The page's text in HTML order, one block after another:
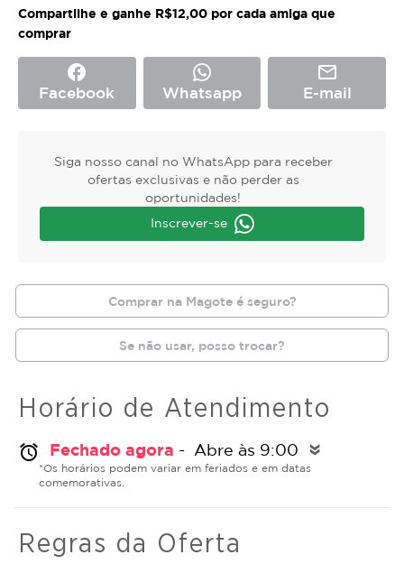
Compartilhe e ganhe R$12,00 por cada amiga que
comprar
facebook
Facebook Whatsapp
mail_outline
E-mail
Siga nosso canal no WhatsApp para receber
ofertas exclusivas e não perder as
oportunidades!
Inscrever-se
Comprar na Magote é seguro?
Se não usar, posso trocar?
Horário de Atendimento
alarm Fechado agora - Abre às 9:00 double_arrow
*Os horários podem variar em feriados e em datas
comemorativas.
Regras da Oferta